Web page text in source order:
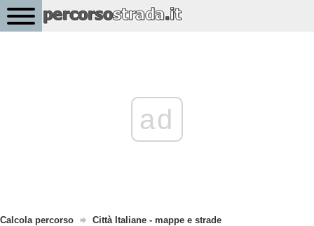
ad
Calcola percorso
Città Italiane - mappe e strade